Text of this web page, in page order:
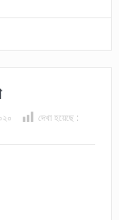
দেখা হয়েছে :